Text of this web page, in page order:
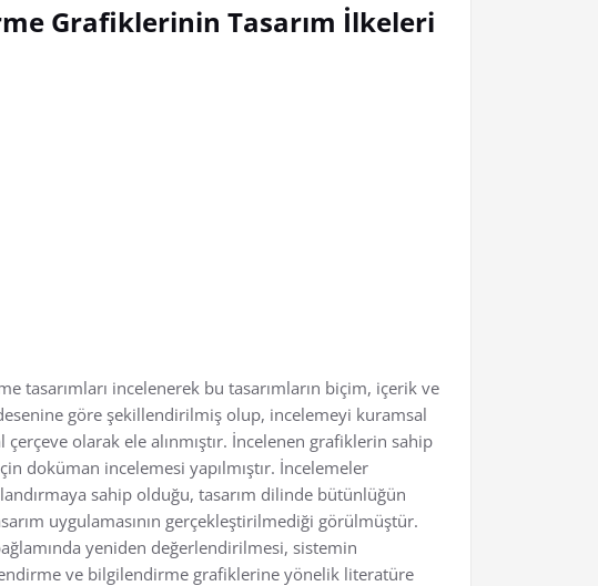
Grafiklerinin Tasarım İlkeleri
tasarımları incelenerek bu tasarımların biçim, içerik ve
göre şekillendirilmiş olup, incelemeyi kuramsal
olarak ele alınmıştır. İncelenen grafiklerin sahip
doküman incelemesi yapılmıştır. İncelemeler
sahip olduğu, tasarım dilinde bütünlüğün
uygulamasının gerçekleştirilmediği görülmüştür.
yeniden değerlendirilmesi, sistemin
ve bilgilendirme grafiklerine yönelik literatüre